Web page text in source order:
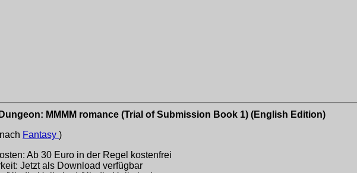
MMMM romance (Trial of Submission Book 1) (English Edition)
Fantasy )
Ab 30 Euro in der Regel kostenfrei
Jetzt als Download verfügbar